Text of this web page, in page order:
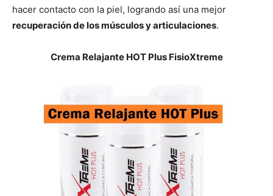
hacer contacto con la piel, logrando así una mejor
recuperación de los músculos y articulaciones.
Crema Relajante HOT Plus FisioXtreme